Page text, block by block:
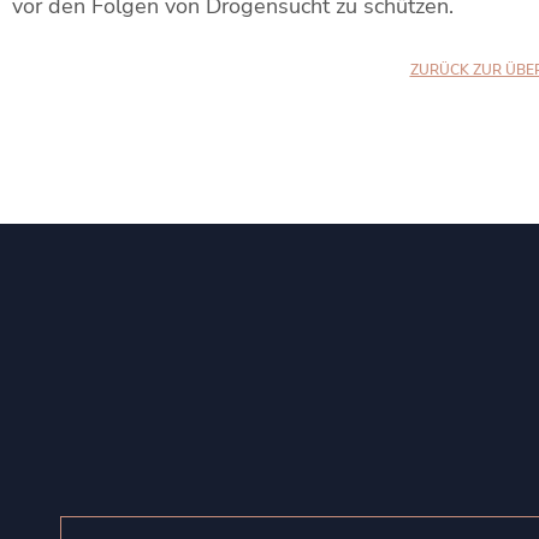
vor den Folgen von Drogensucht zu schützen.
ZURÜCK ZUR